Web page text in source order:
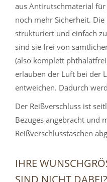
aus Antirutschmaterial
noch mehr Sicherheit.
strukturiert und einfach
sind sie frei von
(also komplett
erlauben der Luft bei der
entweichen. Dadurch
Der Reißverschluss ist
Bezuges angebracht und
Reißverschlusstaschen
IHRE
IND NICHT DABEI?